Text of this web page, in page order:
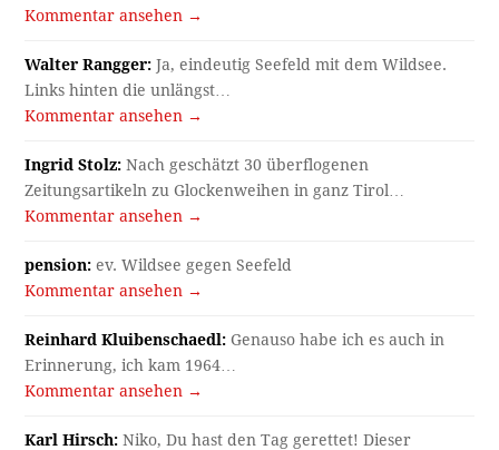
Kommentar ansehen →
Walter Rangger: Ja, eindeutig Seefeld mit dem Wildsee.
Links hinten die unlängst…
Kommentar ansehen →
Ingrid Stolz: Nach geschätzt 30 überflogenen
Zeitungsartikeln zu Glockenweihen in ganz Tirol…
Kommentar ansehen →
pension: ev. Wildsee gegen Seefeld
Kommentar ansehen →
Reinhard Kluibenschaedl: Genauso habe ich es auch in
Erinnerung, ich kam 1964…
Kommentar ansehen →
Karl Hirsch: Niko, Du hast den Tag gerettet! Dieser